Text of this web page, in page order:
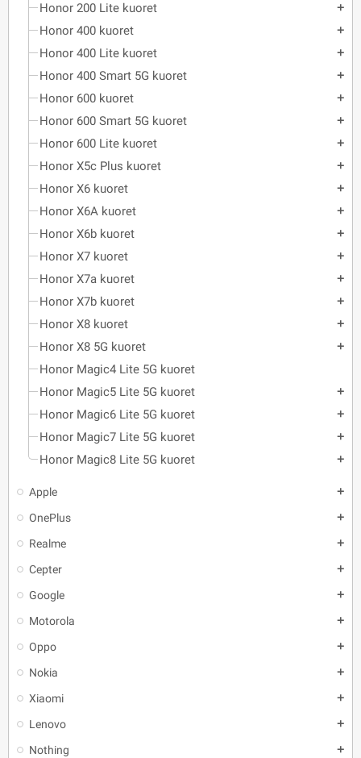
Honor 200 Lite kuoret add
Honor 400 kuoret add
Honor 400 Lite kuoret add
Honor 400 Smart 5G kuoret add
Honor 600 kuoret add
Honor 600 Smart 5G kuoret add
Honor 600 Lite kuoret add
Honor X5c Plus kuoret add
Honor X6 kuoret add
Honor X6A kuoret add
Honor X6b kuoret add
Honor X7 kuoret add
Honor X7a kuoret add
Honor X7b kuoret add
Honor X8 kuoret add
Honor X8 5G kuoret add
Honor Magic4 Lite 5G kuoret
Honor Magic5 Lite 5G kuoret
add
Honor Magic6 Lite 5G kuoret add
Honor Magic7 Lite 5G kuoret add
Honor Magic8 Lite 5G kuoret add
Apple add
OnePlus add
Realme add
Cepter add
Google add
Motorola add
Oppo add
Nokia add
Xiaomi add
Lenovo add
Nothing add